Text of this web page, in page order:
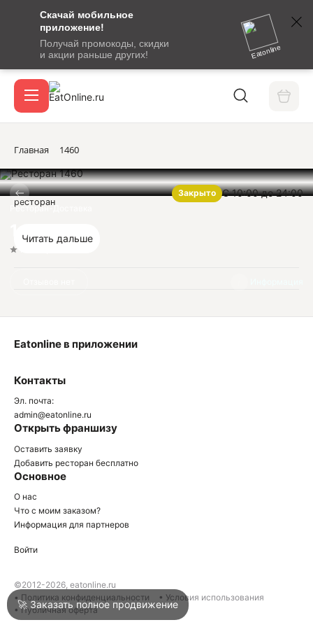
Скачай мобильное
приложение!
Получай промокоды, скидки
и акции раньше других!
Eatonline
сообщение
кодом
подтверждения
Вход / регистрация
Акции
Войти
Написать в техподдержку
Главная 1460
Закрыто С 10:00 до 24:00
Ресторан-Доставка
1460
ресторан
Читать дальше
Контакты
Эл. почта:
admin@eatonline.ru
Открыть франшизу
Оставить заявку
Добавить ресторан бесплатно
Основное
О нас
Что с моим заказом?
Информация для партнеров
Eatonline в приложении
Войти
©2012-2026, eatonline.ru
• Политика конфиденциальности
• Условия использования
• Публичная оферта
🚀 Заказать полное продвижение